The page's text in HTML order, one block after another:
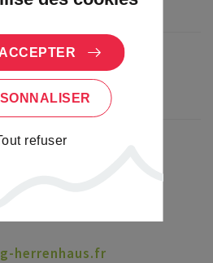
de départ
67140 Le Hohwald
herrenhaus.fr
refuser